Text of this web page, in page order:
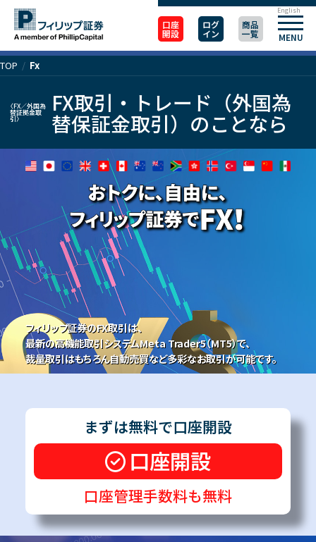
口座
開設
ログ
イン
商品
一覧 MENU
English
TOP / Fx
〈FX／外国為
替証拠金取
引〉
FX取引・トレード（外国為
替保証⾦取引）のことなら
フィリップ証券のFX取引は、
最新の高機能取引システムMeta Trader5（MT5）で、
裁量取引はもちろん自動売買など多彩なお取引が可能です。
まずは無料で口座開設
口座開設
口座管理手数料も無料